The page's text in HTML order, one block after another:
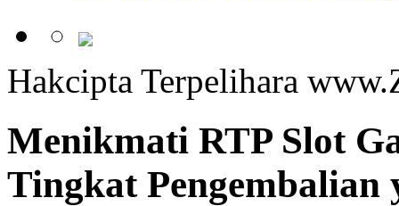
Hakcipta Terpelihara
Menikmati RTP Slot
Tingkat Pengembalian